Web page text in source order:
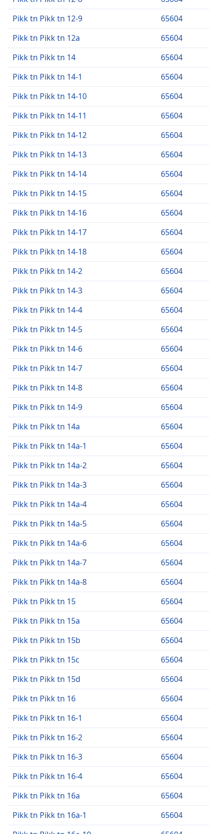
Pikk tn Pikk tn 12-9
65604
Pikk tn Pikk tn 12a
65604
Pikk tn Pikk tn 14
65604
Pikk tn Pikk tn 14-1
65604
Pikk tn Pikk tn 14-10
65604
Pikk tn Pikk tn 14-11
65604
Pikk tn Pikk tn 14-12
65604
Pikk tn Pikk tn 14-13
65604
Pikk tn Pikk tn 14-14
65604
Pikk tn Pikk tn 14-15
65604
Pikk tn Pikk tn 14-16
65604
Pikk tn Pikk tn 14-17
65604
Pikk tn Pikk tn 14-18
65604
Pikk tn Pikk tn 14-2
65604
Pikk tn Pikk tn 14-3
65604
Pikk tn Pikk tn 14-4
65604
Pikk tn Pikk tn 14-5
65604
Pikk tn Pikk tn 14-6
65604
Pikk tn Pikk tn 14-7
65604
Pikk tn Pikk tn 14-8
65604
Pikk tn Pikk tn 14-9
65604
Pikk tn Pikk tn 14a
65604
Pikk tn Pikk tn 14a-1
65604
Pikk tn Pikk tn 14a-2
65604
Pikk tn Pikk tn 14a-3
65604
Pikk tn Pikk tn 14a-4
65604
Pikk tn Pikk tn 14a-5
65604
Pikk tn Pikk tn 14a-6
65604
Pikk tn Pikk tn 14a-7
65604
Pikk tn Pikk tn 14a-8
65604
Pikk tn Pikk tn 15
65604
Pikk tn Pikk tn 15a
65604
Pikk tn Pikk tn 15b
65604
Pikk tn Pikk tn 15c
65604
Pikk tn Pikk tn 15d
65604
Pikk tn Pikk tn 16
65604
Pikk tn Pikk tn 16-1
65604
Pikk tn Pikk tn 16-2
65604
Pikk tn Pikk tn 16-3
65604
Pikk tn Pikk tn 16-4
65604
Pikk tn Pikk tn 16a
65604
Pikk tn Pikk tn 16a-1
65604